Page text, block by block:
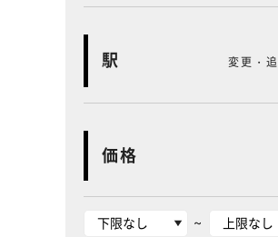
駅 変更・
価格
~